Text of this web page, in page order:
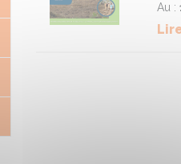
Au :